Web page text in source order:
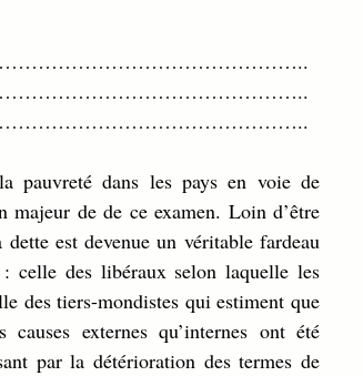
majeur de de ce examen. Loin d’être
est devenue un véritable fardeau
celle des libéraux selon laquelle les
des tiers-mondistes qui estiment que
externes qu’internes ont été
par la détérioration des termes de